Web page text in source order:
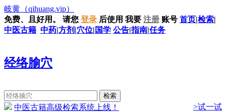
岐黄 （qihuang.vip）
免费、且好用。
请您 登录 后使用 我要 注册 账号 首页|检索|
中医古籍 中药|方剂 |穴位| 国学 公告|指南|任务
经络腧穴
中医古籍高级检索系统上线！ >试一试